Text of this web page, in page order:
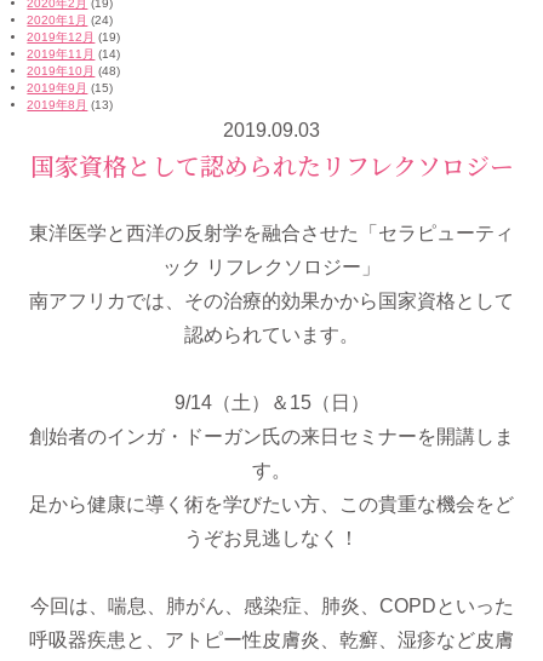
2020年2月 (19)
2020年1月 (24)
2019年12月 (19)
2019年11月 (14)
2019年10月 (48)
2019年9月 (15)
2019年8月 (13)
2019.09.03
国家資格として認められたリフレクソロジー
東洋医学と西洋の反射学を融合させた「セラピューティ
ック リフレクソロジー」
南アフリカでは、その治療的効果かから国家資格として
認められています。
9/14（土）＆15（日）
創始者のインガ・ドーガン氏の来日セミナーを開講しま
す。
足から健康に導く術を学びたい方、この貴重な機会をど
うぞお見逃しなく！
今回は、喘息、肺がん、感染症、肺炎、COPDといった
呼吸器疾患と、アトピー性皮膚炎、乾癬、湿疹など皮膚